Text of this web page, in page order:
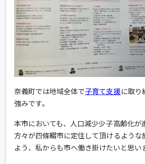
奈義町では地域全体で子育て支援に取り
強みです。
本市においても、人口減少少子高齢化が
方々が四條畷市に定住して頂けるような
よう、私からも市へ働き掛けたいと思い